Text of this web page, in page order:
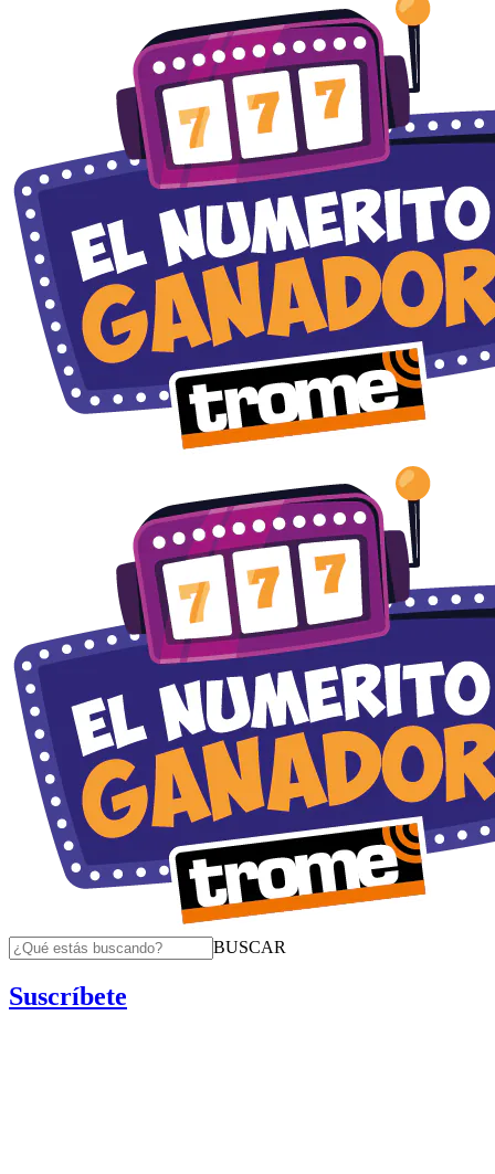
BUSCAR
Suscríbete